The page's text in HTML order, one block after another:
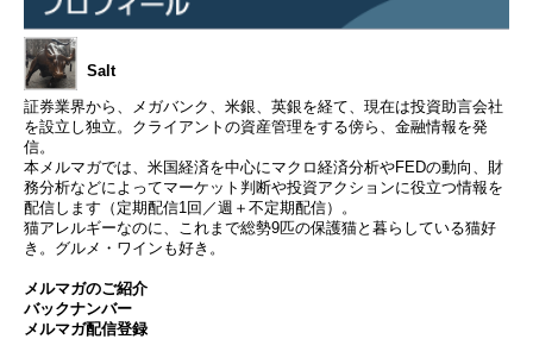
Salt
証券業界から、メガバンク、米銀、英銀を経て、現在は投資助言会社
を設立し独立。クライアントの資産管理をする傍ら、金融情報を発
信。
本メルマガでは、米国経済を中心にマクロ経済分析やFEDの動向、財
務分析などによってマーケット判断や投資アクションに役立つ情報を
配信します（定期配信1回／週＋不定期配信）。
猫アレルギーなのに、これまで総勢9匹の保護猫と暮らしている猫好
き。グルメ・ワインも好き。
メルマガのご紹介
バックナンバー
メルマガ配信登録